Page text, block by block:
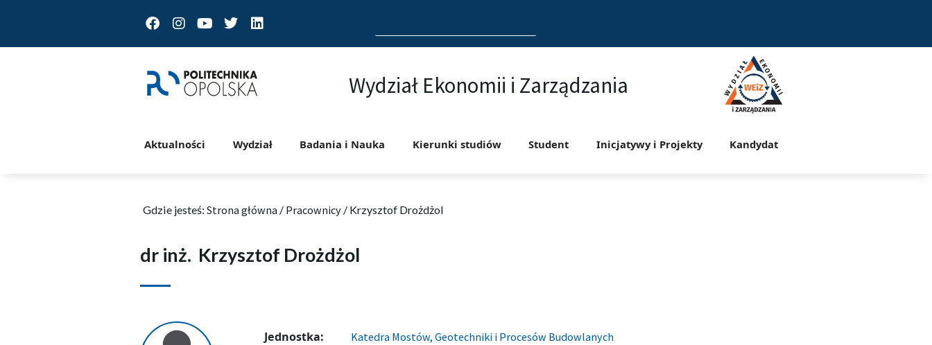
FacebookInstagram
Youtube
TwitterLinkedin
for:
Wydział Ekonomii i Zarządzania
Aktualności Wydział Badania i Nauka Kierunki studiów Student Inicjatywy i Projekty Kandydat
Gdzie jesteś: Strona główna / Pracownicy/ Krzysztof Drożdżol
dr inż. Krzysztof Drożdżol
Jednostka: Katedra Mostów, Geotechniki i Procesów Budowlanych